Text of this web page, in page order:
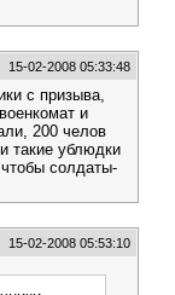
15-02-2008 05:33:48
с призыва,
и
200 челов
такие ублюдки
солдаты-
15-02-2008 05:53:10